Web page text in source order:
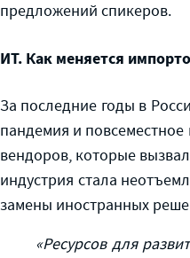
предложений спикеров.
ИТ. Как меняется
За последние годы в
пандемия и
вендоров, которые
индустрия стала
замены иностранных
«Ресурсов для